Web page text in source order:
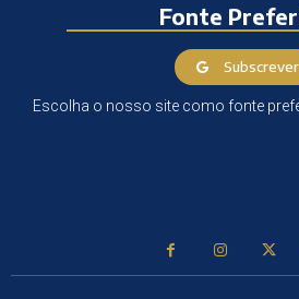
Fonte
Subscrever
Escolha o nosso site como fonte